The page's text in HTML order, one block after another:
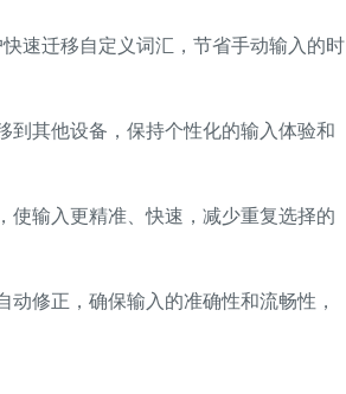
速迁移自定义词汇，节省手动输入的时
其他设备，保持个性化的输入体验和
输入更精准、快速，减少重复选择的
修正，确保输入的准确性和流畅性，